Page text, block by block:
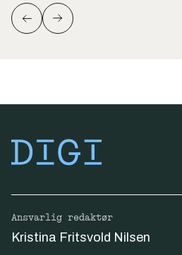
Ansvarlig redaktør
Kristina Fritsvold Nilsen